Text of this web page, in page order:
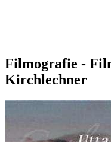
Filmografie -
Kirchlechner